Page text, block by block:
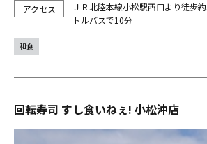
ＪＲ北陸本線小松駅西口より徒歩
トルバスで10分
和食
回転寿司 すし食いねぇ! 小松沖店